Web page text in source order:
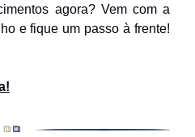
agora? Vem com a
e fique um passo à frente!